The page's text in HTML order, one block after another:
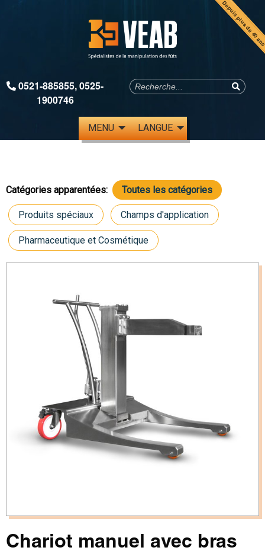
Depuis plus de
0521-885855,0525-
1900746
MENU LANGUE
Catégories apparentées: Toutes les catégories
Produits spéciaux Champs d'application
Pharmaceutique et Cosmétique
Chariot manuel avec bras